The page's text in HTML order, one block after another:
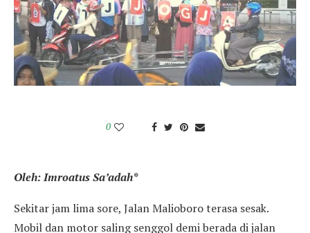
0
Oleh: Imroatus Sa’adah*
Sekitar jam lima sore, Jalan Malioboro terasa sesak.
Mobil dan motor saling senggol demi berada di jalan